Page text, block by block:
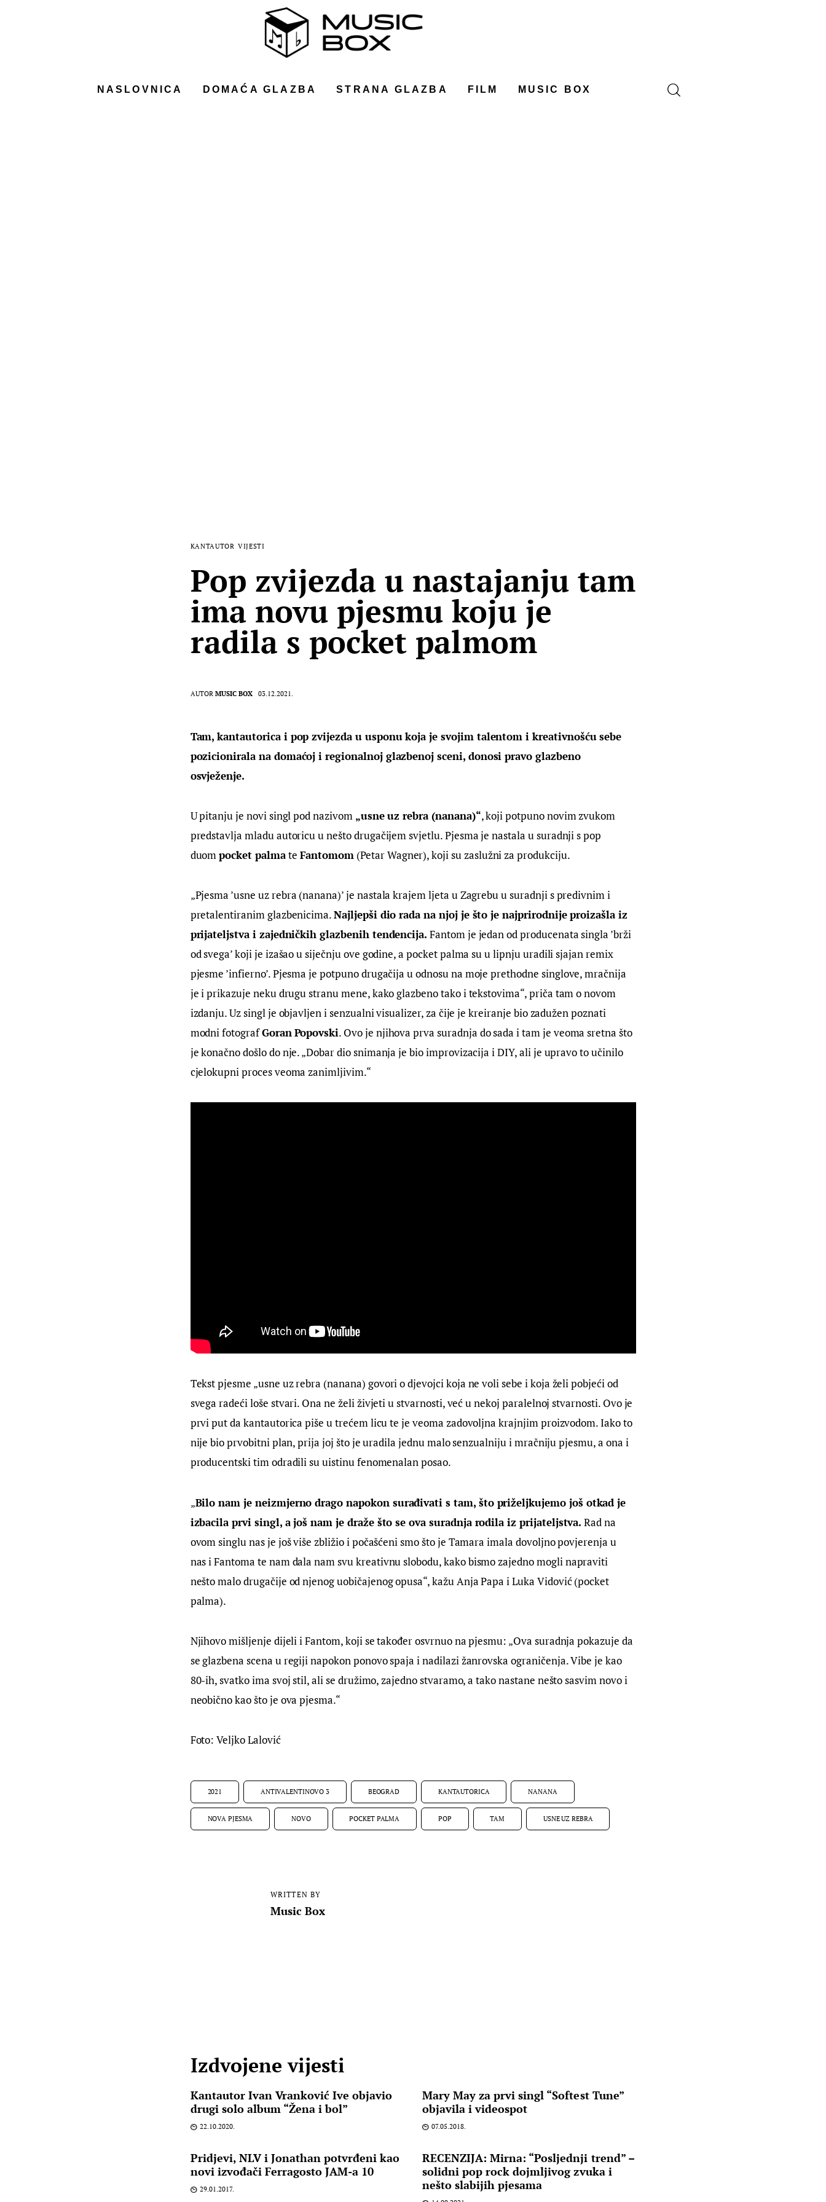
NASLOVNICA DOMAĆA GLAZBA STRANA GLAZBA FILM MUSIC BOX
KANTAUTOR VIJESTI
Pop zvijezda u nastajanju tam
ima novu pjesmu koju je
radila s pocket palmom
AUTOR MUSIC BOX 03.12.2021.
Tam, kantautorica i pop zvijezda u usponu koja je svojim talentom i kreativnošću sebe
pozicionirala na domaćoj i regionalnoj glazbenoj sceni, donosi pravo glazbeno
osvježenje.
U pitanju je novi singl pod nazivom „usne uz rebra (nanana)“, koji potpuno novim zvukom
predstavlja mladu autoricu u nešto drugačijem svjetlu. Pjesma je nastala u suradnji s pop
duom pocket palma te Fantomom (Petar Wagner), koji su zaslužni za produkciju.
„Pjesma ’usne uz rebra (nanana)’ je nastala krajem ljeta u Zagrebu u suradnji s predivnim i
pretalentiranim glazbenicima. Najljepši dio rada na njoj je što je najprirodnije proizašla iz
prijateljstva i zajedničkih glazbenih tendencija. Fantom je jedan od producenata singla ’brži
od svega’ koji je izašao u siječnju ove godine, a pocket palma su u lipnju uradili sjajan remix
pjesme ’infierno’. Pjesma je potpuno drugačija u odnosu na moje prethodne singlove, mračnija
je i prikazuje neku drugu stranu mene, kako glazbeno tako i tekstovima“, priča tam o novom
izdanju. Uz singl je objavljen i senzualni visualizer, za čije je kreiranje bio zadužen poznati
modni fotograf GoranPopovski. Ovo je njihova prva suradnja do sada i tam je veoma sretna što
je konačno došlo do nje. „Dobar dio snimanja je bio improvizacija i DIY, ali je upravo to učinilo
cjelokupni proces veoma zanimljivim.“
Tekst pjesme „usne uz rebra (nanana) govori o djevojci koja ne voli sebe i koja želi pobjeći od
svega radeći loše stvari. Ona ne želi živjeti u stvarnosti, već u nekoj paralelnoj stvarnosti. Ovo je
prvi put da kantautorica piše u trećem licu te je veoma zadovoljna krajnjim proizvodom. Iako to
nije bio prvobitni plan, prija joj što je uradila jednu malo senzualniju i mračniju pjesmu, a ona i
producentski tim odradili su uistinu fenomenalan posao.
„Bilo nam je neizmjerno drago napokon surađivati s tam, što priželjkujemo još otkad je
izbacila prvi singl, a još nam je draže što se ova suradnja rodila iz prijateljstva. Rad na
ovom singlu nas je još više zbližio i počašćeni smo što je Tamara imala dovoljno povjerenja u
nas i Fantoma te nam dala nam svu kreativnu slobodu, kako bismo zajedno mogli napraviti
nešto malo drugačije od njenog uobičajenog opusa“, kažu Anja Papa i Luka Vidović (pocket
palma).
Njihovo mišljenje dijeli i Fantom, koji se također osvrnuo na pjesmu: „Ova suradnja pokazuje da
se glazbena scena u regiji napokon ponovo spaja i nadilazi žanrovska ograničenja. Vibe je kao
80-ih, svatko ima svoj stil, ali se družimo, zajedno stvaramo, a tako nastane nešto sasvim novo i
neobično kao što je ova pjesma.“
Foto: Veljko Lalović
2021 ANTIVALENTINOVO 3 BEOGRAD KANTAUTORICA NANANA
NOVA PJESMA NOVO POCKET PALMA POP TAM USNE UZ REBRA
WRITTEN BY
Music Box
Izdvojene vijesti
Kantautor Ivan Vranković Ive objavio
drugi solo album “Žena i bol”
22.10.2020.
Mary May za prvi singl “Softest Tune”
objavila i videospot
07.05.2018.
Pridjevi, NLV i Jonathan potvrđeni kao
novi izvođači Ferragosto JAM-a 10
29.01.2017.
RECENZIJA: Mirna: “Posljednji trend” –
solidni pop rock dojmljivog zvuka i
nešto slabijih pjesama